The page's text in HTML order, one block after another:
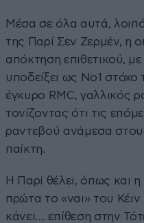
Μέσα σε όλα αυτά,
της Παρί Σεν Ζερμέν, η
απόκτηση επιθετικού,
υποδείξει ως Νο1 στόχο
έγκυρο RMC, γαλλικός
τονίζοντας ότι τις
ραντεβού ανάμεσα
παίκτη.
Η Παρί θέλει, όπως και
πρώτα το «ναι» του Κέιν
κάνει… επίθεση στην